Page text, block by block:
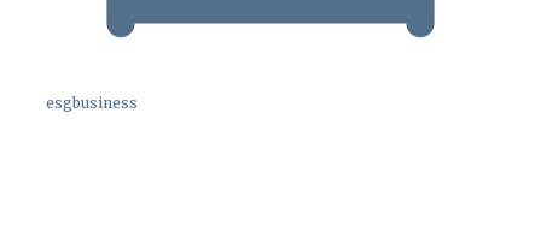
esgbusiness